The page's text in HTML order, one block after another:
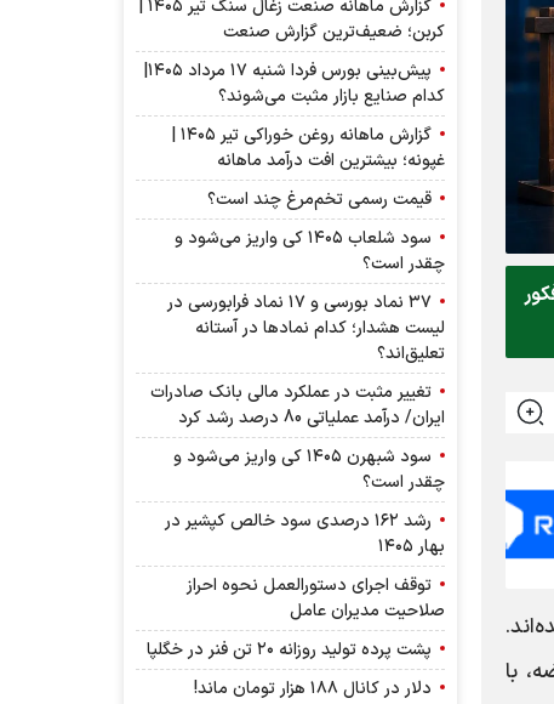
با
گزارش ماهانه صنعت زغال سنگ تیر ۱۴۰۵ |
کربن؛ ضعیف‌ترین گزارش صنعت
پیش‌بینی بورس فردا شنبه ۱۷ مرداد ۱۴۰۵|
کدام صنایع بازار مثبت می‌شوند؟
گزارش ماهانه روغن خوراکی تیر ۱۴۰۵ |
غپونه؛ بیشترین افت درآمد ماهانه
قیمت رسمی تخم‌مرغ چند است؟
سود شلعاب ۱۴۰۵ کی واریز می‌شود و
چقدر است؟
۳۷ نماد بورسی و ۱۷ نماد فرابورسی در
لیست هشدار؛ کدام نماد‌ها در آستانه
تعلیق‌اند؟
تغییر مثبت در عملکرد مالی بانک صادرات
ایران/ درآمد عملیاتی 80 درصد رشد کرد
سود شبهرن ۱۴۰۵ کی واریز می‌شود و
چقدر است؟
رشد ۱۶۲ درصدی سود خالص کپشیر در
بهار ۱۴۰۵
توقف اجرای دستورالعمل نحوه احراز
صلاحیت مدیران عامل
پشت پرده تولید روزانه ۲۰ تن فنر در خگلپا
دلار در کانال ۱۸۸ هزار تومان ماند!